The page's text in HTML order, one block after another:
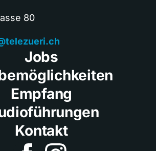
80
Jobs
Empfang
Kontakt